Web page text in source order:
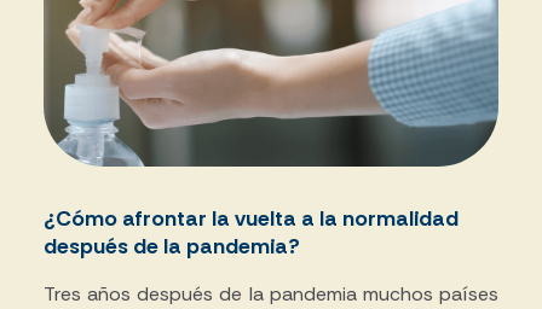
¿Cómo afrontar la vuelta a la normalidad
después de la pandemia?
Tres años después de la pandemia muchos países